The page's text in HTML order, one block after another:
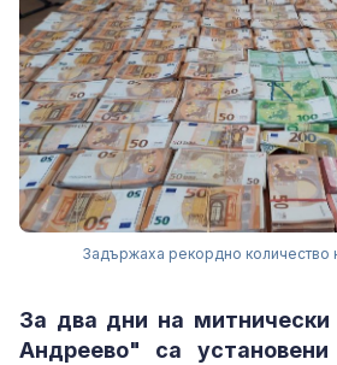
Задържаха рекордно количество
За два дни на митнически
Андреево" са